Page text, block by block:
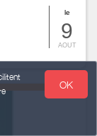
OK
le
9
AOUT